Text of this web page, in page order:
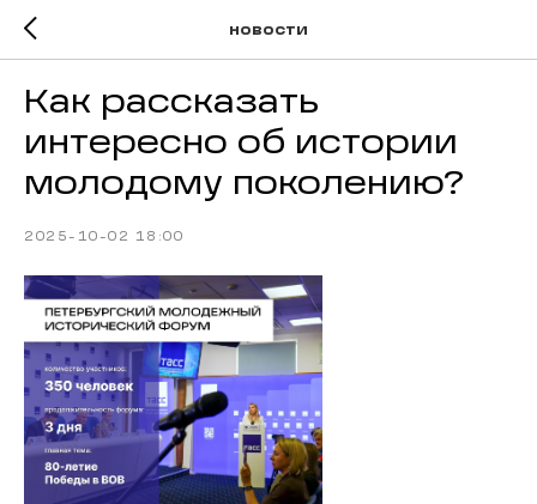
новости
Как рассказать
интересно об истории
молодому поколению?
2025-10-02 18:00